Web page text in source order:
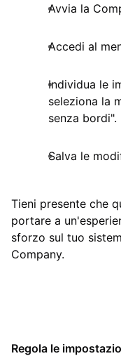
Avvia la
Accedi al
Individua le
seleziona la
senza bordi".
Salva le
Tieni presente che
portare a
sforzo sul tuo
Company.
Regola le